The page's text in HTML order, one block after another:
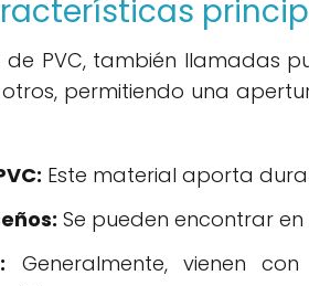
PVC, también llamadas
permitiendo una
Este material aporta
Se pueden encontrar
Generalmente, vienen